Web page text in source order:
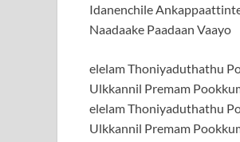
Idanenchile
Naadaake Paadaan Vaayo
elelam Thoniyaduthathu
Ulkkannil Premam
elelam Thoniyaduthathu
Ulkkannil Premam